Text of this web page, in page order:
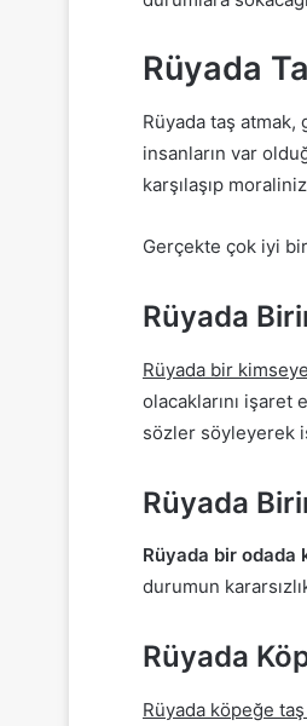
Rüyada
Rüyada taş atmak,
insanların var
karşılaşıp
Gerçekte çok iyi
Rüyada
Rüyada bir
olacaklarını işaret
sözler söyleyerek
Rüyada
Rüyada bir odada
durumun
Rüyada
Rüyada köpeğe taş